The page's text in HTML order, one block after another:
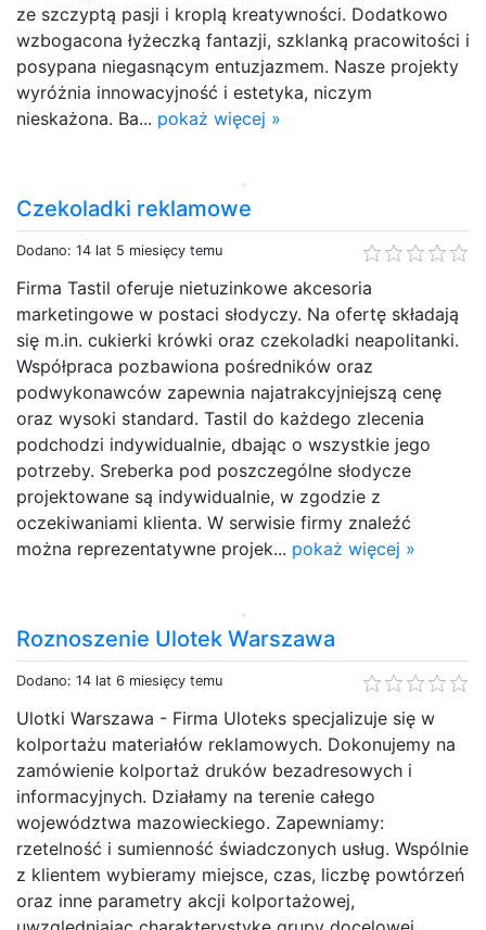
ze szczyptą pasji i kroplą kreatywności. Dodatkowo
wzbogacona łyżeczką fantazji, szklanką pracowitości i
posypana niegasnącym entuzjazmem. Nasze projekty
wyróżnia innowacyjność i estetyka, niczym
nieskażona. Ba... pokaż więcej »
Czekoladki reklamowe
Dodano: 14 lat 5 miesięcy temu
Firma Tastil oferuje nietuzinkowe akcesoria
marketingowe w postaci słodyczy. Na ofertę składają
się m.in. cukierki krówki oraz czekoladki neapolitanki.
Współpraca pozbawiona pośredników oraz
podwykonawców zapewnia najatrakcyjniejszą cenę
oraz wysoki standard. Tastil do każdego zlecenia
podchodzi indywidualnie, dbając o wszystkie jego
potrzeby. Sreberka pod poszczególne słodycze
projektowane są indywidualnie, w zgodzie z
oczekiwaniami klienta. W serwisie firmy znaleźć
można reprezentatywne projek... pokaż więcej »
Roznoszenie Ulotek Warszawa
Dodano: 14 lat 6 miesięcy temu
Ulotki Warszawa - Firma Uloteks specjalizuje się w
kolportażu materiałów reklamowych. Dokonujemy na
zamówienie kolportaż druków bezadresowych i
informacyjnych. Działamy na terenie całego
województwa mazowieckiego. Zapewniamy:
rzetelność i sumienność świadczonych usług. Wspólnie
z klientem wybieramy miejsce, czas, liczbę powtórzeń
oraz inne parametry akcji kolportażowej,